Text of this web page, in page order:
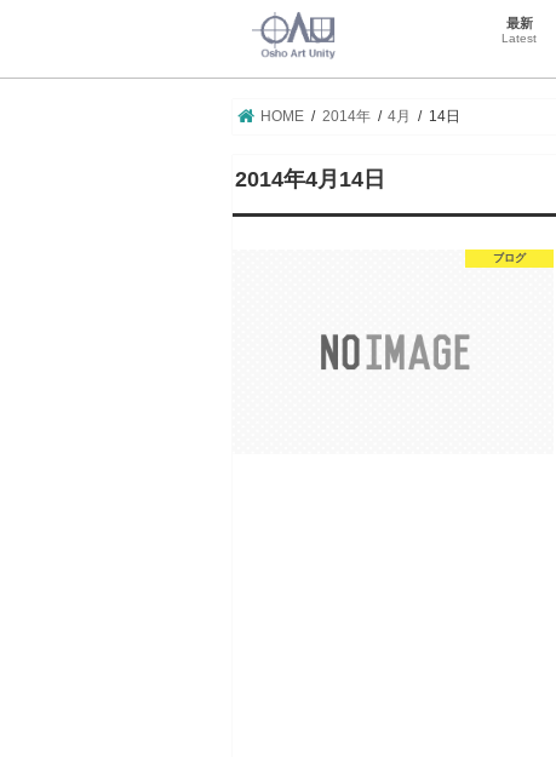
最新
Latest
HOME 2014年 4月 14日
2014年4月14日
ブログ